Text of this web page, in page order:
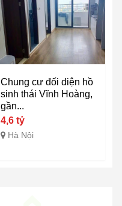
Chung cư đối diện hồ
sinh thái Vĩnh Hoàng,
gần...
4,6 tỷ
Hà Nội